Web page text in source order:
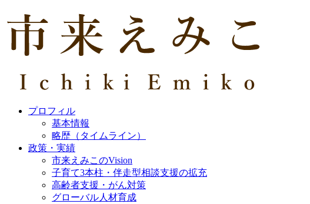
プロフィル
基本情報
略歴（タイムライン）
政策・実績
市来えみこのVision
子育て3本柱・伴走型相談支援の拡充
高齢者支援・がん対策
グローバル人材育成